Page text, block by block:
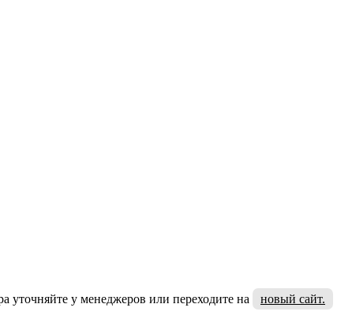
у менеджеров или переходите на
новый сайт.